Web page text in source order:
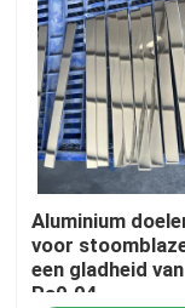
Contacteer ons
Nieuws
Verzoek om
Aluminium
voor
een gladheid van
Ra0.04